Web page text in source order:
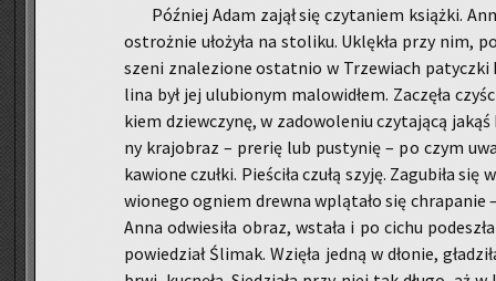
Póź­niej Adam zajął się czy­ta­niem książ­ki.
ostroż­nie uło­ży­ła na sto­li­ku. Uklę­kła przy nim,
sze­ni zna­le­zio­ne ostat­nio w Trze­wiach
li­na był jej ulu­bio­nym ma­lo­wi­dłem. Za­czę­ła
kiem dziew­czy­nę, w za­do­wo­le­niu czy­ta­ją­cą
ny kra­jo­braz – pre­rię lub pu­sty­nię – po czym
ka­wio­ne czuł­ki. Pie­ści­ła czułą szyję. Za­gu­bi­ła
wio­ne­go ogniem drew­na wplą­ta­ło się chra­pa­nie
Anna od­wie­si­ła obraz, wsta­ła i po cichu
po­wie­dział Śli­mak. Wzię­ła jedną w dło­nie,